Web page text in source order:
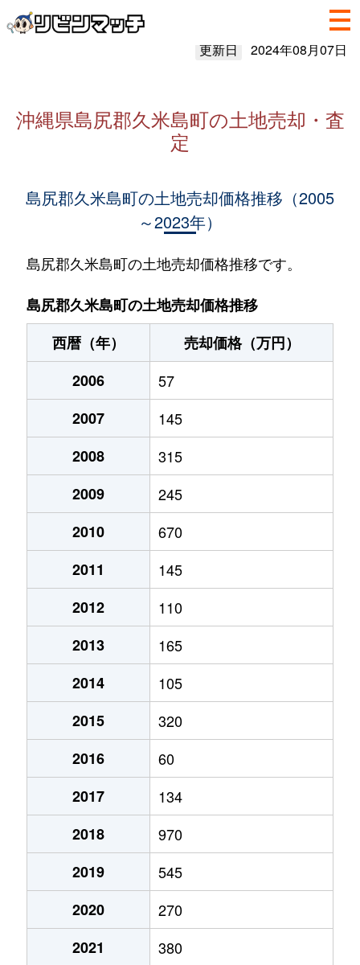
更新日 2024年08月07日
沖縄県島尻郡久米島町の土地売却・査
定
島尻郡久米島町の土地売却価格推移（2005
～2023年）
島尻郡久米島町の土地売却価格推移です。
島尻郡久米島町の土地売却価格推移
西暦（年）
売却価格（万円）
2006
57
2007
145
2008
315
2009
245
2010
670
2011
145
2012
110
2013
165
2014
105
2015
320
2016
60
2017
134
2018
970
2019
545
2020
270
2021
380